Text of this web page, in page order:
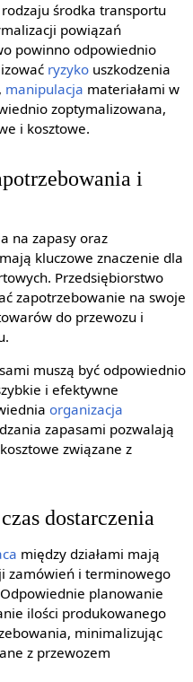
środka transportu
powiązań
powinno odpowiednio
ryzykouszkodzenia
manipulacja materiałami w
zoptymalizowana,
i kosztowe.
i
na zapasy oraz
kluczowe znaczenie dla
Przedsiębiorstwo
zapotrzebowanie na swoje
do przewozu i
muszą być odpowiednio
i efektywne
organizacja
zapasami pozwalają
związane z
dostarczenia
między działami mają
zamówień i terminowego
planowanie
ilości produkowanego
minimalizując
z przewozem